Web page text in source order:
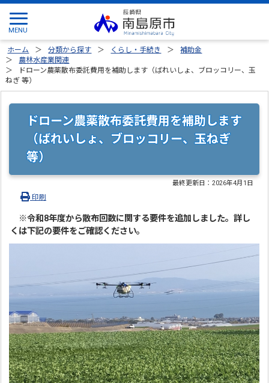
ホーム 分類から探す くらし・手続き
補助金
農林水産業関連
ドローン農薬散布委託費用を補助します（ばれいしょ、ブロッコリー、玉
ねぎ 等）
ドローン農薬散布委託費用を補助します
（ばれいしょ、ブロッコリー、玉ねぎ
等）
最終更新日：2026年4月1日
印刷
※令和8年度から散布回数に関する要件を追加しました。詳し
くは下記の要件をご確認ください。